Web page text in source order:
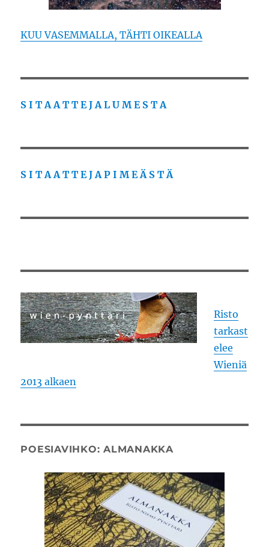
KUU VASEMMALLA, TÄHTI OIKEALLA
S I T A A T T E J A L U M E S T A
S I T A A T T E J A P I M E Ä S T Ä
Risto
tarkast
elee
Wieniä
2013 alkaen
POESIAVIHKO: ALMANAKKA